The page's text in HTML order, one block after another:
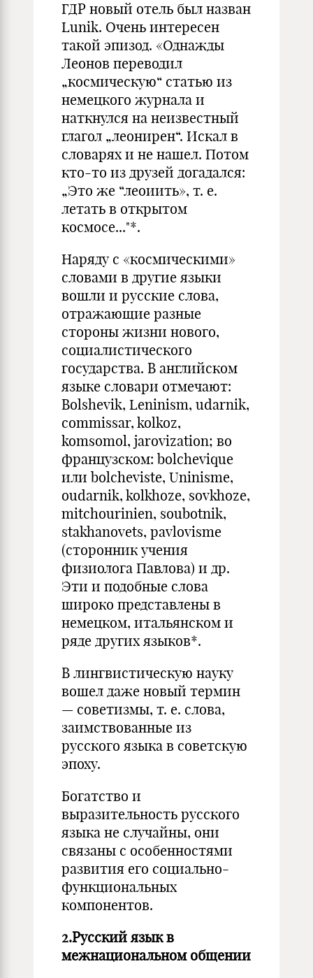
ГДР новый отель был назван
Lunik. Очень интересен
такой эпизод. «Однажды
Леонов переводил
„космическую“ статью из
немецкого журнала и
наткнулся на неизвестный
глагол „леонирен“. Искал в
словарях и не нашел. Потом
кто-то из друзей догадался:
„Это же “леоиить», т. е.
летать в открытом
космосе..."*.
Наряду с «космическими»
словами в другие языки
вошли и русские слова,
отражающие разные
стороны жизни нового,
социалистического
государства. В английском
языке словари отмечают:
Bolshevik, Leninism, udarnik,
commissar, kolkoz,
komsomol, jarovization; во
французском: bolchevique
или bolcheviste, Uninisme,
oudarnik, kolkhoze, sovkhoze,
mitchourinien, soubotnik,
stakhanovets, pavlovisme
(сторонник учения
физиолога Павлова) и др.
Эти и подобные слова
широко представлены в
немецком, итальянском и
ряде других языков*.
В лингвистическую науку
вошел даже новый термин
— советизмы, т. е. слова,
заимствованные из
русского языка в советскую
эпоху.
Богатство и
выразительность русского
языка не случайны, они
связаны с особенностями
развития его социально-
функциональных
компонентов.
2.Русский язык в
межнациональном общении